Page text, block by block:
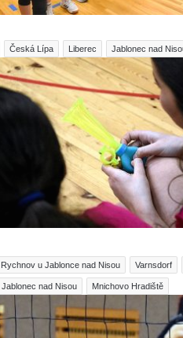
Česká Lípa Liberec Jablonec nad
Rychnov u Jablonce nad Nisou Varnsdorf
Jablonec nad Nisou Mnichovo Hradiště